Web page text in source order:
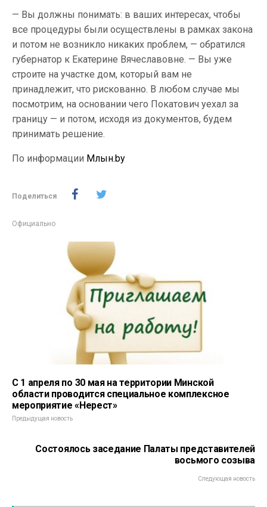
— Вы должны понимать: в ваших интересах, чтобы
все процедуры были осуществлены в рамках закона
и потом не возникло никаких проблем, — обратился
губернатор к Екатерине Вячеславовне. — Вы уже
строите на участке дом, который вам не
принадлежит, что рискованно. В любом случае мы
посмотрим, на основании чего Покатович уехал за
границу — и потом, исходя из документов, будем
принимать решение.
По информации Млын.by
Поделиться
Официально
С 1 апреля по 30 мая на территории Минской
области проводится специальное комплексное
мероприятие «Нерест»
Предыдущая новость
Состоялось заседание Палаты представителей
восьмого созыва
Следующая новость